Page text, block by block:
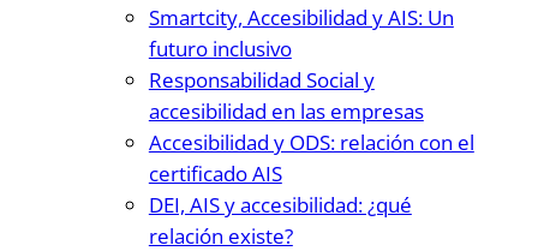
Smartcity, Accesibilidad y AIS: Un
futuro inclusivo
Responsabilidad Social y
accesibilidad en las empresas
Accesibilidad y ODS: relación con el
certificado AIS
DEI, AIS y accesibilidad: ¿qué
relación existe?